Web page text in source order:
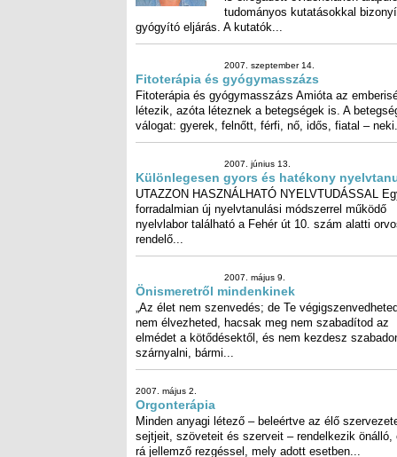
gyógyító eljárás. A kutatók...
2007. szeptember 14.
Fitoterápia és
Fitoterápia és gyógymasszázs
az emberiség létezik, azóta
betegségek is. A betegség
válogat: gyerek, felnőtt, férfi, nő,
2007. június 13.
Különlegesen gyors és
nyelvtanulás
Fehér út 10. szám alatti orvosi rendelő...
2007. május 9.
Önismeretről mindenkinek
bármi...